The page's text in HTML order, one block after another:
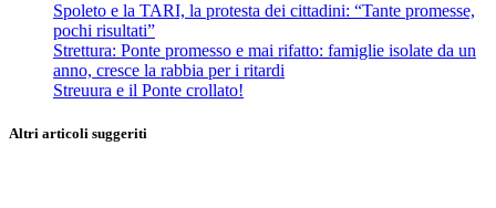
Spoleto e la TARI, la protesta dei cittadini: “Tante promesse,
pochi risultati”
Strettura: Ponte promesso e mai rifatto: famiglie isolate da un
anno, cresce la rabbia per i ritardi
Streuura e il Ponte crollato!
Altri articoli suggeriti